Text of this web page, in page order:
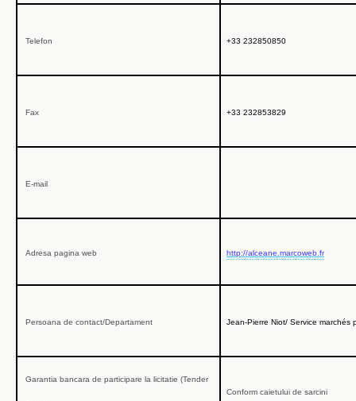
Telefon +33 232850850
Fax +33 232853829
E-mail
Adresa pagina web http://alceane.marcoweb.fr
Persoana de contact/Departament Jean-Pierre Niot/ Service marchés
Garantia bancara de participare la licitatie (Tender
Conform caietului de sarcini